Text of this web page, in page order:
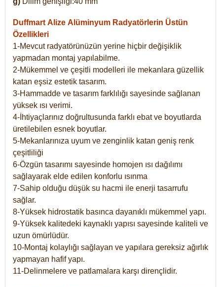
Duffmart Alize Alüminyum Radyatörlerin Üstün
Özellikleri
1-Mevcut radyatörünüzün yerine hiçbir değişiklik
yapmadan montaj yapılabilme.
2-Mükemmel ve çeşitli modelleri ile mekanlara güzellik
katan eşsiz estetik tasarım.
3-Hammadde ve tasarım farklılığı sayesinde sağlanan
yüksek ısı verimi.
4-İhtiyaçlarınız doğrultusunda farklı ebat ve boyutlarda
üretilebilen esnek boyutlar.
5-Mekanlarınıza uyum ve zenginlik katan geniş renk
çeşitliliği
6-Özgün tasarımı sayesinde homojen ısı dağılımı
sağlayarak elde edilen konforlu ısınma
7-Sahip olduğu düşük su hacmi ile enerji tasarrufu
sağlar.
8-Yüksek hidrostatik basınca dayanıklı mükemmel yapı.
9-Yüksek kalitedeki kaynaklı yapısı sayesinde kaliteli ve
uzun ömürlüdür.
10-Montaj kolaylığı sağlayan ve yapılara gereksiz ağırlık
yapmayan hafif yapı.
11-Delinmelere ve patlamalara karşı dirençlidir.